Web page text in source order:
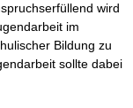
wird
im
Bildung zu
sollte dabei